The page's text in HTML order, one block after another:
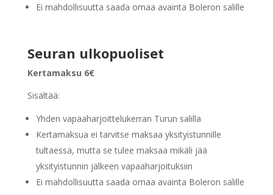
Ei mahdollisuutta saada omaa avainta Boleron salille
Seuran ulkopuoliset
Kertamaksu 6€
Sisältää:
Yhden vapaaharjoittelukerran Turun salilla
Kertamaksua ei tarvitse maksaa yksityistunnille
tultaessa, mutta se tulee maksaa mikäli jää
yksityistunnin jälkeen vapaaharjoituksiin
Ei mahdollisuutta saada omaa avainta Boleron salille